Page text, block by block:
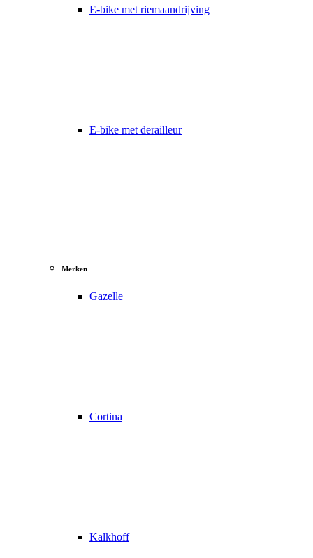
E-bike met riemaandrijving
E-bike met derailleur
Merken
Gazelle
Cortina
Kalkhoff